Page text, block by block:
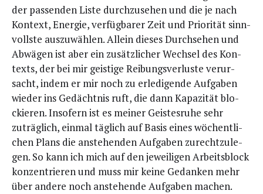
der pas­sen­den Lis­te durch­zu­se­hen und die je nach
Kon­text, Ener­gie, ver­füg­ba­rer Zeit und Prio­ri­tät sinn­
volls­te aus­zu­wäh­len. Allein die­ses Durch­se­hen und
Abwä­gen ist aber ein zusätz­li­cher Wech­sel des Kon­
texts, der bei mir geis­ti­ge Rei­bungs­ver­lus­te ver­ur­
sacht, indem er mir noch zu erle­di­gen­de Auf­ga­ben
wie­der ins Gedächt­nis ruft, die dann Kapa­zi­tät blo­
ckie­ren. Inso­fern ist es mei­ner Geis­tes­ru­he sehr
zuträg­lich, ein­mal täg­lich auf Basis eines wöchent­li­
chen Plans die anste­hen­den Auf­ga­ben zurecht­zu­le­
gen. So kann ich mich auf den jewei­li­gen Arbeits­block
kon­zen­trie­ren und muss mir kei­ne Gedan­ken mehr
über ande­re noch anste­hen­de Auf­ga­ben machen.